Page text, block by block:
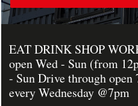
EAT DRINK SHOP
open Wed - Sun (from
- Sun Drive through open
every Wednesday @7pm